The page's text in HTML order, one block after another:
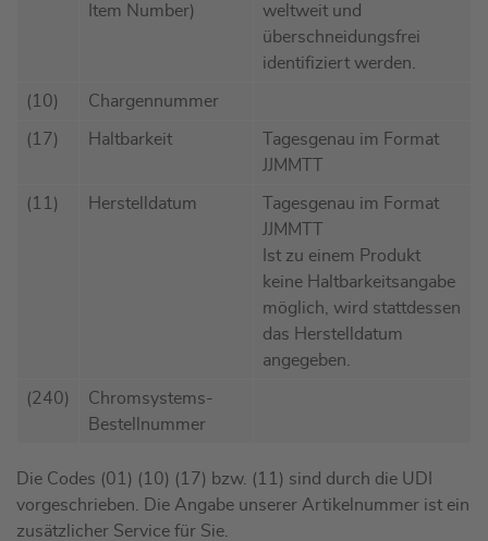
Item Number)
weltweit und
überschneidungsfrei
identifiziert werden.
(10) Chargennummer
(17) Haltbarkeit
Tagesgenau im Format
JJMMTT
(11) Herstelldatum
Tagesgenau im Format
JJMMTT
Ist zu einem Produkt
keine Haltbarkeitsangabe
möglich, wird stattdessen
das Herstelldatum
angegeben.
(240)
Chromsystems-
Bestellnummer
Die Codes (01) (10) (17) bzw. (11) sind durch die UDI
vorgeschrieben. Die Angabe unserer Artikelnummer ist ein
zusätzlicher Service für Sie.